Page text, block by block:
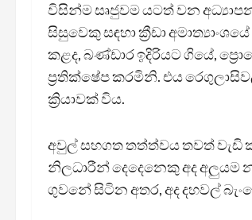
විසින්ම සෘජුවම යටත් වන
සිසුවෙකු සඳහා ක්‍රීඩා
කළද, බණ්ඩාර ඉදිරියට ගියේ,
ප්‍රතික්ෂේප කරමිනි. එය
ක්‍රියාවක් විය.
අවුල් සහගත තත්ත්වය තවත් වැඩි
නිලධාරීන් දෙදෙනෙකු අද අලුයම
ගුවනේ සිටින අතර, අද දහවල්